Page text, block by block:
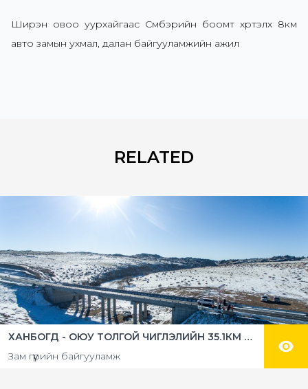
Ширэн овоо уурхайгаас Сүмбэрийн боомт хүртэлх 8км
авто замын ухмал, далан байгууламжийн ажил
RELATED
ХАНБОГД - ОЮУ ТОЛГОЙ ЧИГЛЭЛИЙН 35.1КМ АВТОЗАМЫН 2 БАЙРШИЛД 64М БОЛОН 32М УРТТАЙ ТӨМӨР БЕТОН ГҮҮР УГСРАХ АЖИЛ
Зам гүүрийн байгууламж